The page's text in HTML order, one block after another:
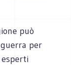
può
per